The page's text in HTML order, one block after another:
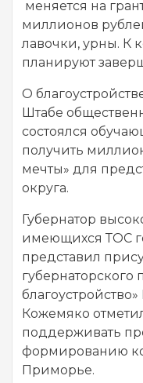
меняется на
миллионов
лавочки, урны. К
планируют
О
Штабе
состоялся
получить
мечты» для
округа.
Губернатор
имеющихся ТОС
представил
губернаторского
Кожемяко
поддерживать
формированию
Приморье.